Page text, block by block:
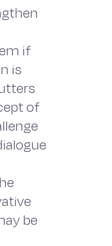
if
is
of
be